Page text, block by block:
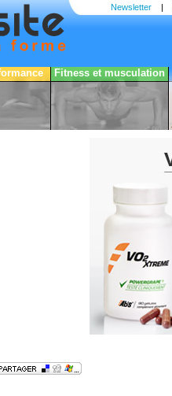
Newsletter |
Fitness et musculation